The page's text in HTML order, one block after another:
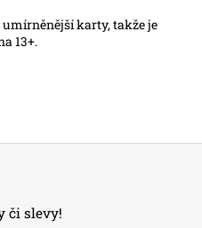
karty, takže je
13+.
či slevy!